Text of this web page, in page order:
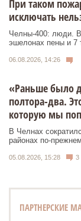
При таком
исключать
Челны-400: люди.
эшелонах пены и 7
06.08.2026, 14:26
«Раньше было
полтора-два.
которую мы
В Челнах
районах по-
05.08.2026, 15:28 3
ПАРТНЕРСКИЕ